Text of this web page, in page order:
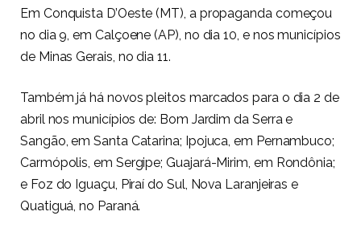
Em Conquista D’Oeste (MT), a propaganda começou
no dia 9, em Calçoene (AP), no dia 10, e nos municípios
de Minas Gerais, no dia 11.
Também já há novos pleitos marcados para o dia 2 de
abril nos municípios de: Bom Jardim da Serra e
Sangão, em Santa Catarina; Ipojuca, em Pernambuco;
Carmópolis, em Sergipe; Guajará-Mirim, em Rondônia;
e Foz do Iguaçu, Piraí do Sul, Nova Laranjeiras e
Quatiguá, no Paraná.